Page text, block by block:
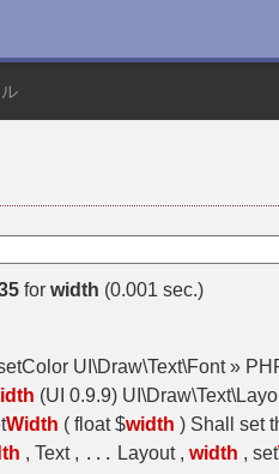
for width (0.001 sec.)
UI\Draw\Text\Font »
(UI 0.9.9)
Width ( float $width ) Shall set
, Text , ... Layout , width , set